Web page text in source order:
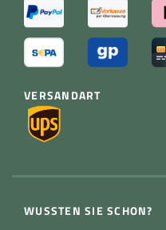
VERSANDART
WUSSTEN SIE SCHON?